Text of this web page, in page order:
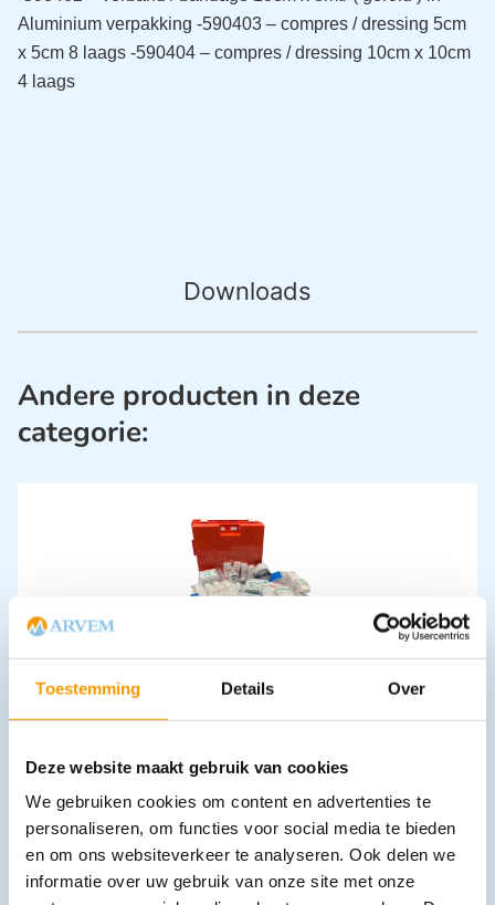
Toestemming Details Over
Deze website maakt gebruik van cookies
We gebruiken cookies om content en advertenties te
personaliseren, om functies voor social media te bieden
en om ons websiteverkeer te analyseren. Ook delen we
informatie over uw gebruik van onze site met onze
Downloads
Aluminium verpakking -590403 – compres / dressing 5cm
x 5cm 8 laags -590404 – compres / dressing 10cm x 10cm
4 laags
Andere producten in deze
categorie:
105,62 incl. btw
96.9 excl. btw